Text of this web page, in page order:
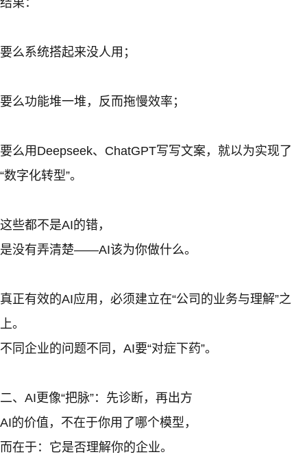
结果：
要么系统搭起来没人用；
要么功能堆一堆，反而拖慢效率；
要么用Deepseek、ChatGPT写写文案，就以为实现了
“数字化转型”。
这些都不是AI的错，
是没有弄清楚——AI该为你做什么。
真正有效的AI应用，必须建立在“公司的业务与理解”之
上。
不同企业的问题不同，AI要“对症下药”。
二、AI更像“把脉”：先诊断，再出方
AI的价值，不在于你用了哪个模型，
而在于：它是否理解你的企业。